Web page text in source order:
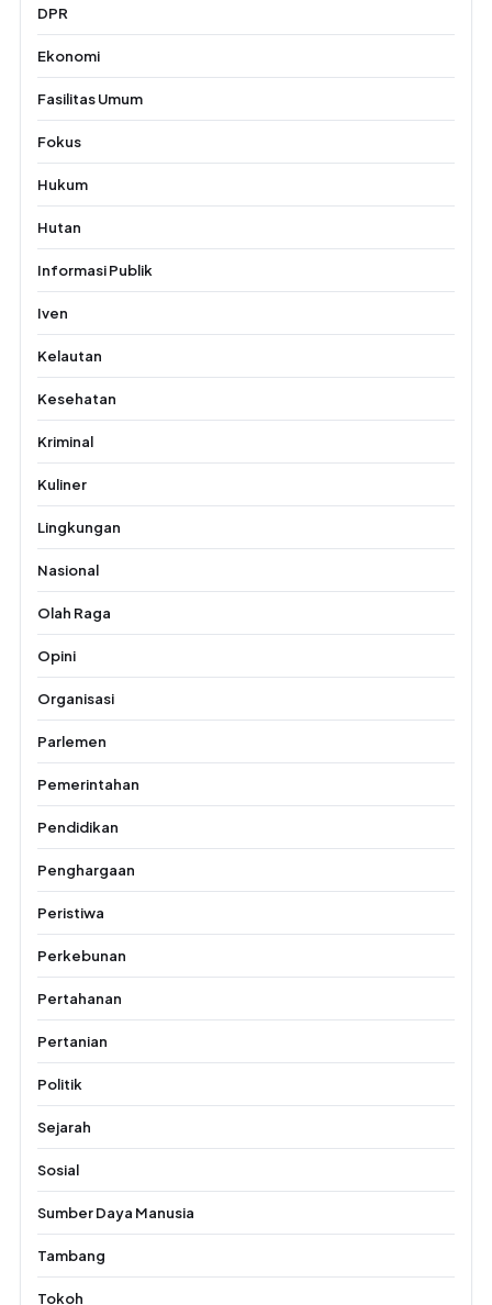
DPR
Ekonomi
Fasilitas Umum
Fokus
Hukum
Hutan
Informasi Publik
Iven
Kelautan
Kesehatan
Kriminal
Kuliner
Lingkungan
Nasional
Olah Raga
Opini
Organisasi
Parlemen
Pemerintahan
Pendidikan
Penghargaan
Peristiwa
Perkebunan
Pertahanan
Pertanian
Politik
Sejarah
Sosial
Sumber Daya Manusia
Tambang
Tokoh